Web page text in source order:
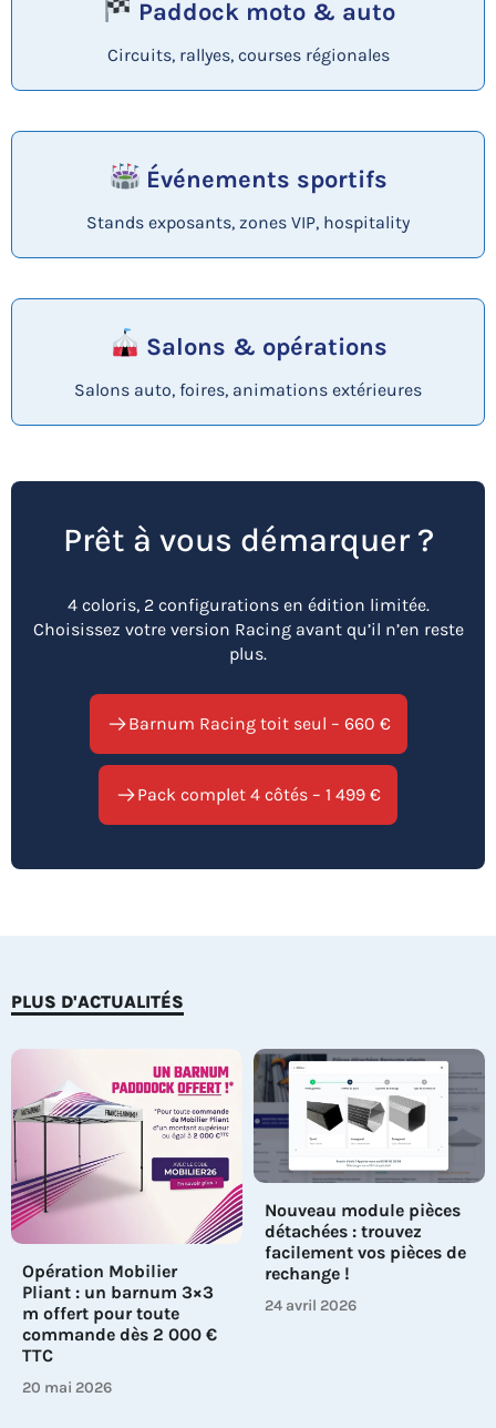
Paddock moto & auto
Circuits, rallyes, courses régionales
Événements sportifs
Stands exposants, zones VIP, hospitality
Salons & opérations
Salons auto, foires, animations extérieures
Prêt à vous démarquer ?
4 coloris, 2 configurations en édition limitée.
Choisissez votre version Racing avant qu’il n’en reste
plus.
Barnum Racing toit seul – 660 €
Pack complet 4 côtés – 1 499 €
PLUS D'ACTUALITÉS
Opération Mobilier
Pliant : un barnum 3×3
m offert pour toute
commande dès 2 000 €
TTC
20 mai 2026
Nouveau module pièces
détachées : trouvez
facilement vos pièces de
rechange !
24 avril 2026